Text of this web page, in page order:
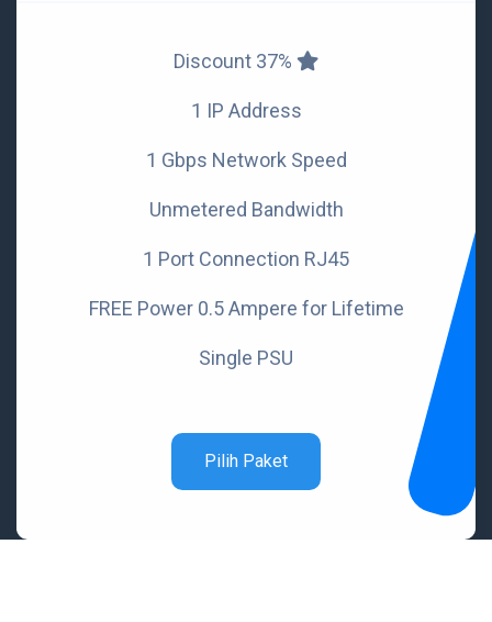
Discount 37%
1 IP Address
1 Gbps Network Speed
Unmetered Bandwidth
1 Port Connection RJ45
FREE Power 0.5 Ampere for Lifetime
Single PSU
Pilih Paket